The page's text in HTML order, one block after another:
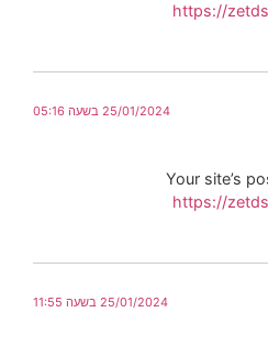
https://
25/01/2024 בשעה 05:16
Your site’s
https://
25/01/2024 בשעה 11:55